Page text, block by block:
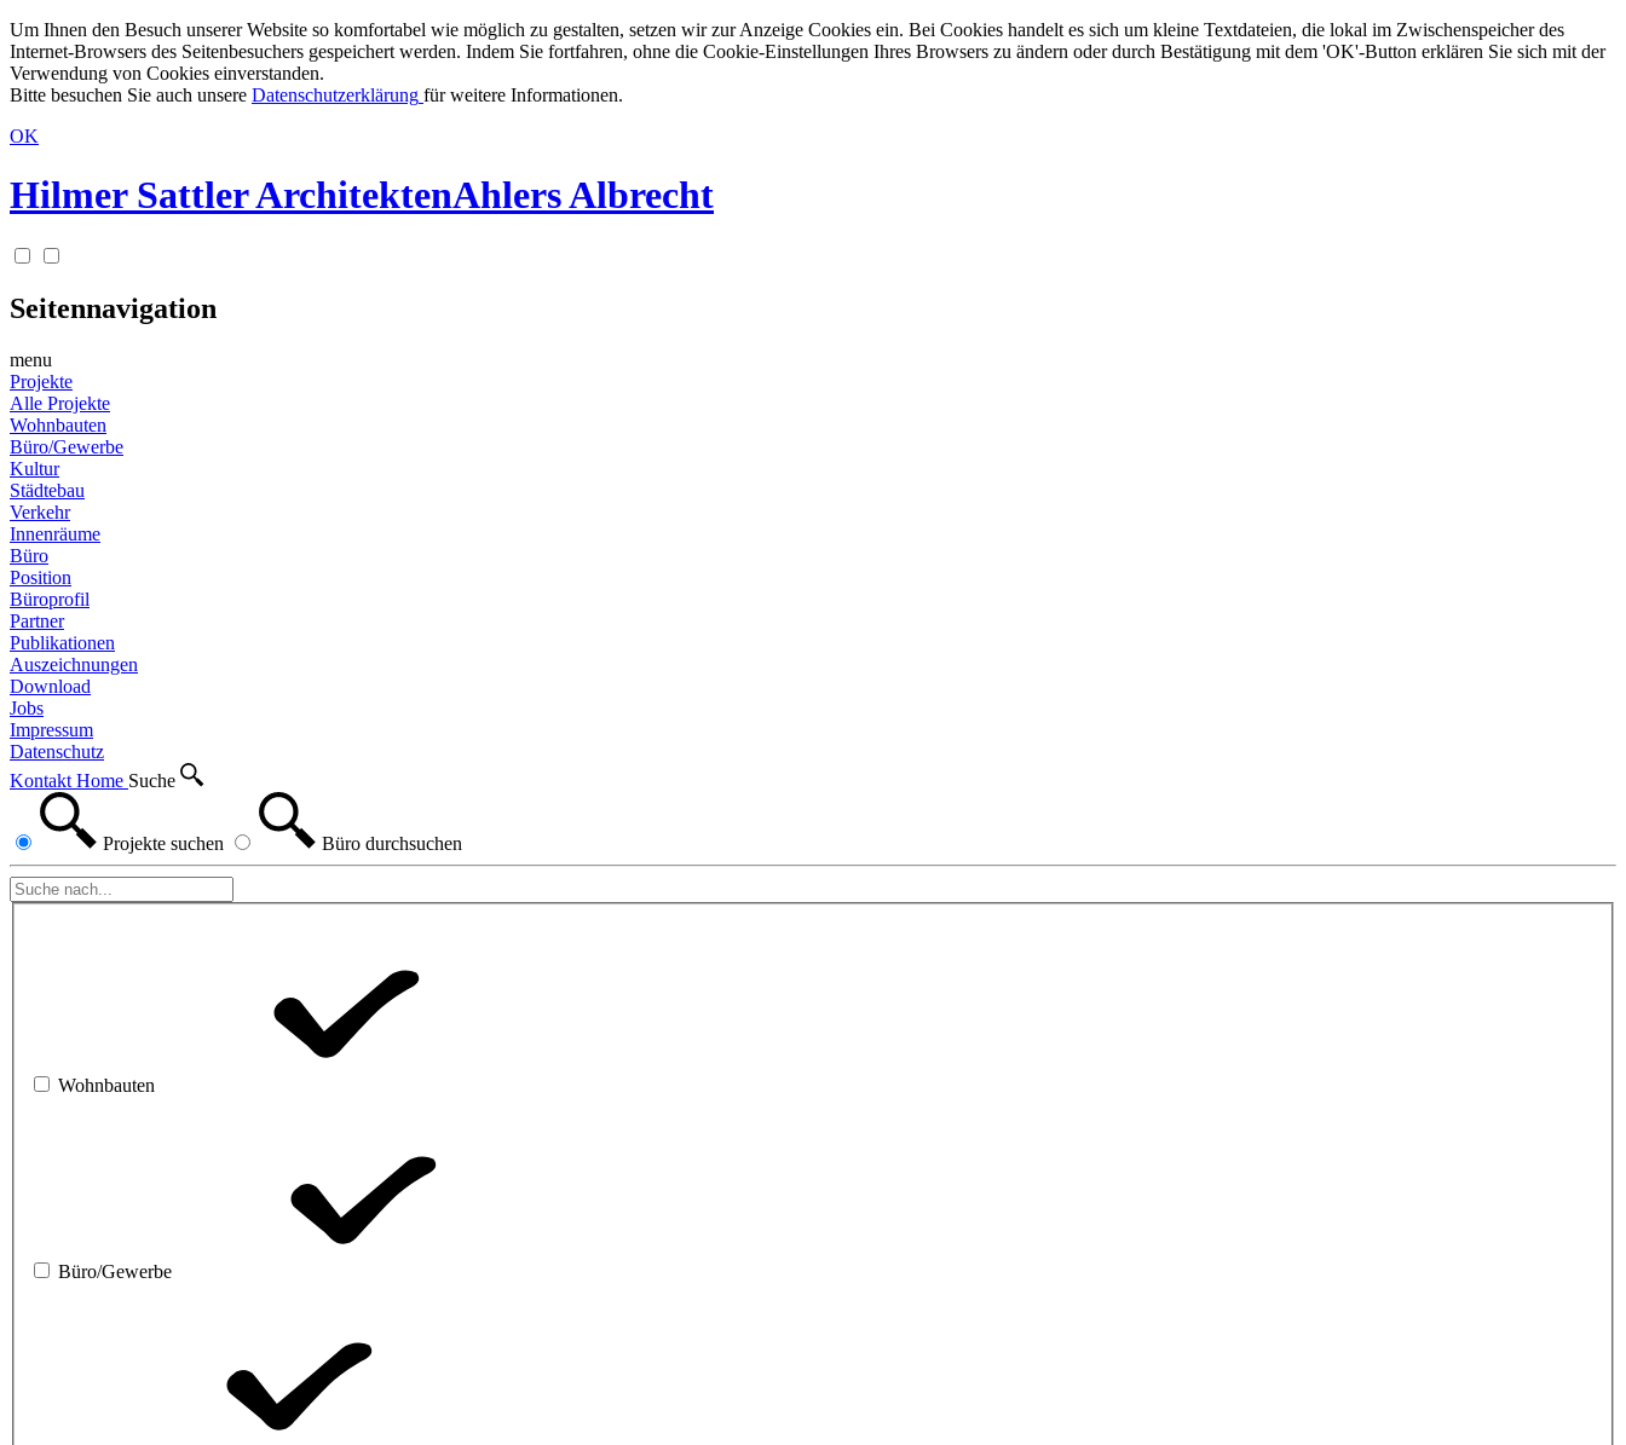
Um Ihnen den Besuch unserer Website so komfortabel wie möglich zu gestalten, setzen wir zur Anzeige Cookies ein. Bei Cookies handelt es sich um kleine Textdateien, die lokal im Zwischenspeicher des
Internet-Browsers des Seitenbesuchers gespeichert werden. Indem Sie fortfahren, ohne die Cookie-Einstellungen Ihres Browsers zu ändern oder durch Bestätigung mit dem 'OK'-Button erklären Sie sich mit der
Verwendung von Cookies einverstanden.
Bitte besuchen Sie auch unsere Datenschutzerklärung für weitere Informationen.
OK
Hilmer Sattler ArchitektenAhlers Albrecht
Seitennavigation
menu
Projekte
Alle Projekte
Wohnbauten
Büro/Gewerbe
Kultur
Städtebau
Verkehr
Innenräume
Büro
Position
Büroprofil
Partner
Publikationen
Auszeichnungen
Download
Jobs
Impressum
Datenschutz
Kontakt Home Suche
Projekte suchen Büro durchsuchen
Wohnbauten
Büro/Gewerbe